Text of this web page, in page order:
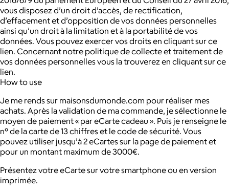
vous disposez d’un droit d’accès, de rectification,
d’effacement et d’opposition de vos données personnelles
ainsi qu’un droit à la limitation et à la portabilité de vos
données. Vous pouvez exercer vos droits en cliquant sur ce
lien. Concernant notre politique de collecte et traitement de
vos données personnelles vous la trouverez en cliquant sur ce
lien.
How to use
Je me rends sur maisonsdumonde.com pour réaliser mes
achats. Après la validation de ma commande, je sélectionne le
moyen de paiement « par eCarte cadeau ». Puis je renseigne le
n° de la carte de 13 chiffres et le code de sécurité. Vous
pouvez utiliser jusqu’à 2 eCartes sur la page de paiement et
pour un montant maximum de 3000€.
Présentez votre eCarte sur votre smartphone ou en version
imprimée.